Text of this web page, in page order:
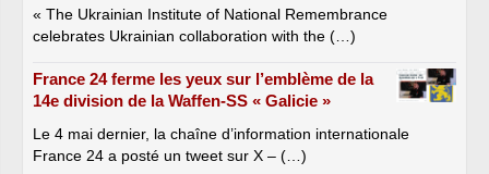
« The Ukrainian Institute of National Remembrance
celebrates Ukrainian collaboration with the (…)
France 24 ferme les yeux sur l’emblème de la
14e division de la Waffen-SS « Galicie »
Le 4 mai dernier, la chaîne d’information internationale
France 24 a posté un tweet sur X – (…)